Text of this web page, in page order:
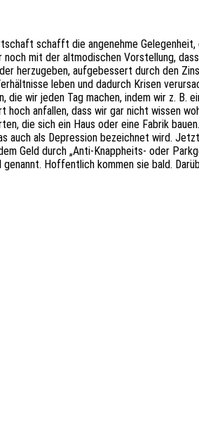
schafft die ange­neh­me Gele­gen­heit,
mit der altmo­di­schen Vorstel­lung,
herzu­ge­ben, aufge­bes­sert durch den
leben und dadurch Krisen
die wir jeden Tag machen, indem wir z. B.
anfal­len, dass wir gar nicht wissen
die sich ein Haus oder eine Fabrik
auch als Depres­si­on bezeich­net wird.
Geld durch „Anti-Knapp­heits- oder
Hoffent­lich kommen sie bald.